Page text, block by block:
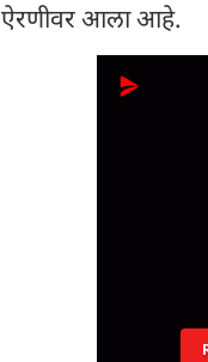
ऐरणीवर आला आहे.